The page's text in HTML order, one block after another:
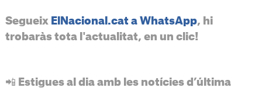
Segueix ElNacional.cat a WhatsApp, hi
trobaràs tota l'actualitat, en un clic!
📲 Estigues al dia amb les notícies d’última